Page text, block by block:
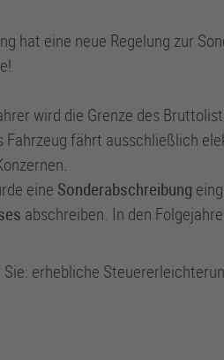
hat eine neue Regelung zur
wird die Grenze des
Fahrzeug fährt ausschließlich
eine Sonderabschreibung
abschreiben. In den
erhebliche